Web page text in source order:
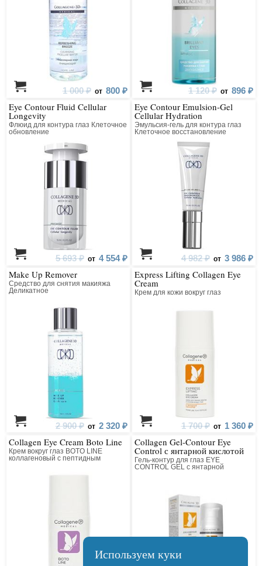
1 000 ₽ от 800 ₽ 1 120 ₽ от 896 ₽
Eye Contour Fluid Cellular
Longevity
Флюид для контура глаз Клеточное
обновление
5 693 ₽ от 4 554 ₽
Eye Contour Emulsion-Gel
Cellular Hydration
Эмульсия-гель для контура глаз
Клеточное восстановление
4 982 ₽ от 3 986 ₽
Make Up Remover
Средство для снятия макияжа
Деликатное
2 900 ₽ от 2 320 ₽
Express Lifting Collagen Eye
Cream
Крем для кожи вокруг глаз
1 700 ₽ от 1 360 ₽
Collagen Eye Cream Boto Line
Крем вокруг глаз BOTO LINE
коллагеновый с пептидным
Collagen Gel-Contour Eye
Control с янтарной кислотой
Гель-контур для глаз EYE
CONTROL GEL с янтарной
Используем куки